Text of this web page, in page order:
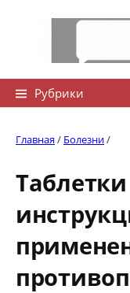
Рубрики
Главная/ Болезни/